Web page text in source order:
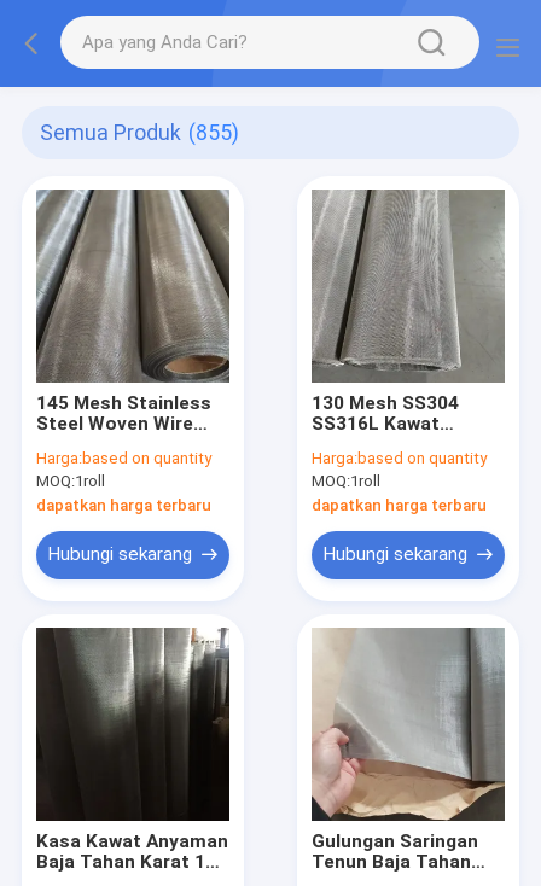
Semua Produk (855)
145 Mesh Stainless
Steel Woven Wire
Screen Roll & Sheet
yang tahan korosi
industri
Harga:based on quantity
MOQ:1roll
dapatkan harga terbaru
Hubungi sekarang
130 Mesh SS304
SS316L Kawat
Tahan Karat
Harga:based on quantity
MOQ:1roll
dapatkan harga terbaru
Hubungi sekarang
Kasa Kawat Anyaman
Baja Tahan Karat 120
Gulungan Saringan
Tenun Baja Tahan